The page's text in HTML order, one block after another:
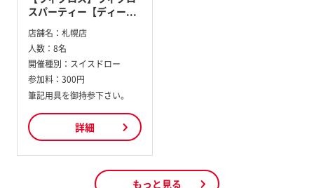
スパーティー【ディー...
店舗名： 札幌店
人数： 8名
開催種別： スイスドロー
参加料： 300円
筆記用具を御持参下さい。
詳細
もっと見る